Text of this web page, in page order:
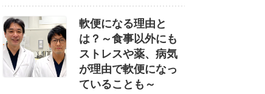
軟便になる理由と
は？～食事以外にも
ストレスや薬、病気
が理由で軟便になっ
ていることも～